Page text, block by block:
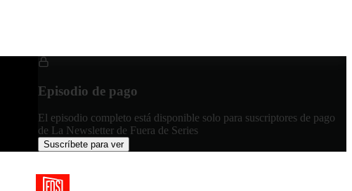
Episodio de pago
El episodio completo está disponible solo para suscriptores de pago
de La Newsletter de Fuera de Series
Suscríbete para ver